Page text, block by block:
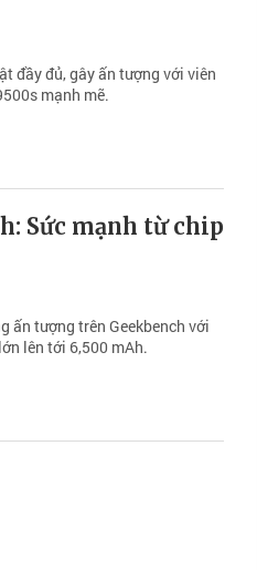
đầy đủ, gây ấn tượng với viên
mạnh mẽ.
Sức mạnh từ chip
ấn tượng trên Geekbench với
lên tới 6,500 mAh.